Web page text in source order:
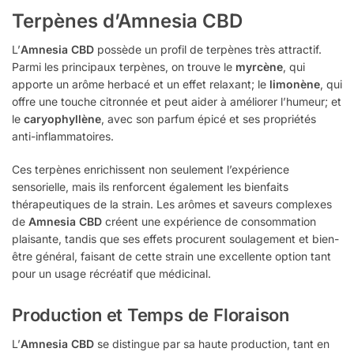
Terpènes d’Amnesia CBD
L’Amnesia CBD possède un profil de terpènes très attractif.
Parmi les principaux terpènes, on trouve le myrcène, qui
apporte un arôme herbacé et un effet relaxant; le limonène, qui
offre une touche citronnée et peut aider à améliorer l’humeur; et
le caryophyllène, avec son parfum épicé et ses propriétés
anti-inflammatoires.
Ces terpènes enrichissent non seulement l’expérience
sensorielle, mais ils renforcent également les bienfaits
thérapeutiques de la strain. Les arômes et saveurs complexes
de Amnesia CBD créent une expérience de consommation
plaisante, tandis que ses effets procurent soulagement et bien-
être général, faisant de cette strain une excellente option tant
pour un usage récréatif que médicinal.
Production et Temps de Floraison
L’Amnesia CBD se distingue par sa haute production, tant en